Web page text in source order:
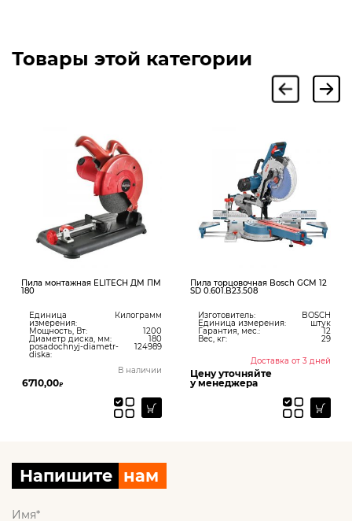
Товары этой категории
Пила монтажная ELITECH ДМ ПМ
180
Единица
измерения:
Килограмм
Мощность, Вт:
1200
Диаметр диска, мм: 180
posadochnyj-diametr-
diska:
124989
В наличии
6710,00₽
Пила торцовочная Bosch GCM 12
SD 0.601.B23.508
Изготовитель: BOSCH
Единица измерения: штук
Гарантия, мес.: 12
Вес, кг: 29
Доставка от 3 дней
Цену уточняйте
у менеджера
Напишите нам